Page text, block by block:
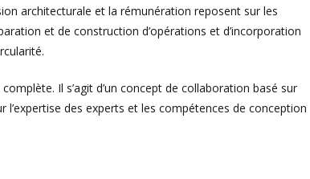
architecturale et la rémunération reposent sur les
et de construction d’opérations et d’incorporation
Il s’agit d’un concept de collaboration basé sur
des experts et les compétences de conception